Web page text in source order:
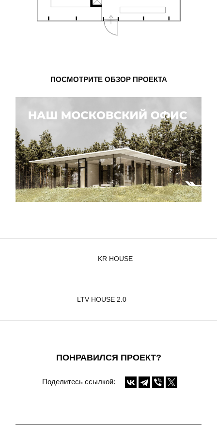
ПОСМОТРИТЕ ОБЗОР ПРОЕКТА
KR HOUSE
LTV HOUSE 2.0
ПОНРАВИЛСЯ ПРОЕКТ?
Поделитесь ссылкой: